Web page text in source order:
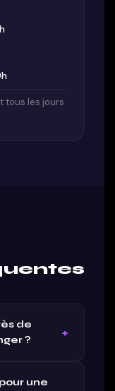
tous les jours
de
?
une